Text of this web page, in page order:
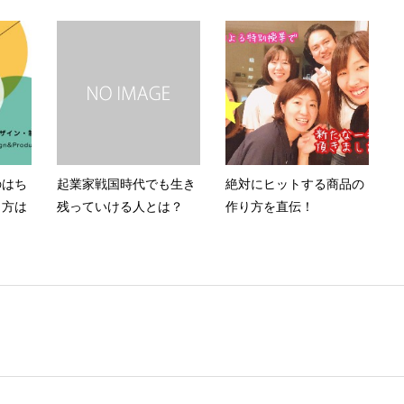
ち
は
起業家戦国時代でも生き
残っていける人とは？
絶対にヒットする商品の
作り方を直伝！